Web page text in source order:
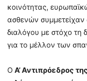
κοινότητας,
ασθενών συμμετείχαν
διαλόγου με στόχο τη
για το μέλλον των
Ο Α’ Αντιπρόεδρος